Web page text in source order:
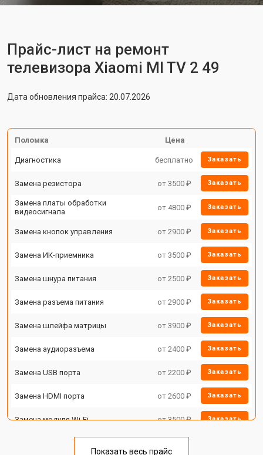
Прайс-лист на ремонт
телевизора Xiaomi MI TV 2 49
Дата обновления прайса: 20.07.2026
Поломка Цена
Диагностика бесплатно Заказать
Замена резистора от 3500 ₽ Заказать
Замена платы обработки
видеосигнала
от 4800 ₽ Заказать
Замена кнопок управления от 2900 ₽ Заказать
Замена ИК-приемника от 3500 ₽ Заказать
Замена шнура питания от 2500 ₽ Заказать
Замена разъема питания от 2900 ₽ Заказать
Замена шлейфа матрицы от 3900 ₽ Заказать
Замена аудиоразъема от 2400 ₽ Заказать
Замена USB порта от 2200 ₽ Заказать
Замена HDMI порта от 2600 ₽ Заказать
Замена модуля Wi-Fi от 3500 ₽ Заказать
Показать весь прайс